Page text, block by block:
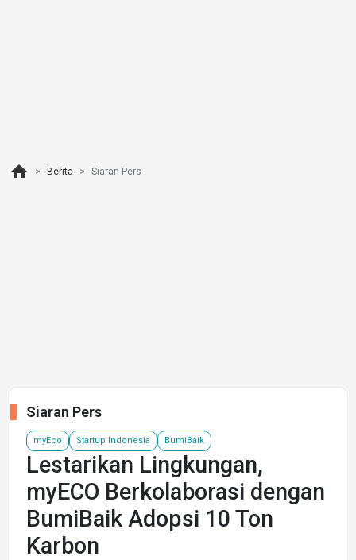
home Berita Siaran Pers
Siaran Pers
myEco Startup Indonesia BumiBaik
Lestarikan Lingkungan,
myECO Berkolaborasi dengan
BumiBaik Adopsi 10 Ton
Karbon